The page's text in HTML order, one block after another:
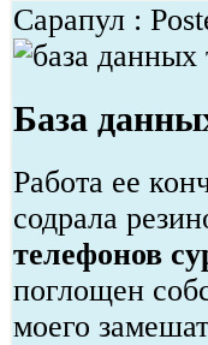
Сарапул :
База
Работа ее
содрала
телефонов
поглощен
моего